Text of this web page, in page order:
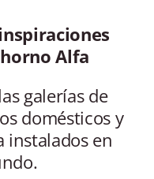
ESPAÑOL
Alfa
galerías de
domésticos y
instalados en